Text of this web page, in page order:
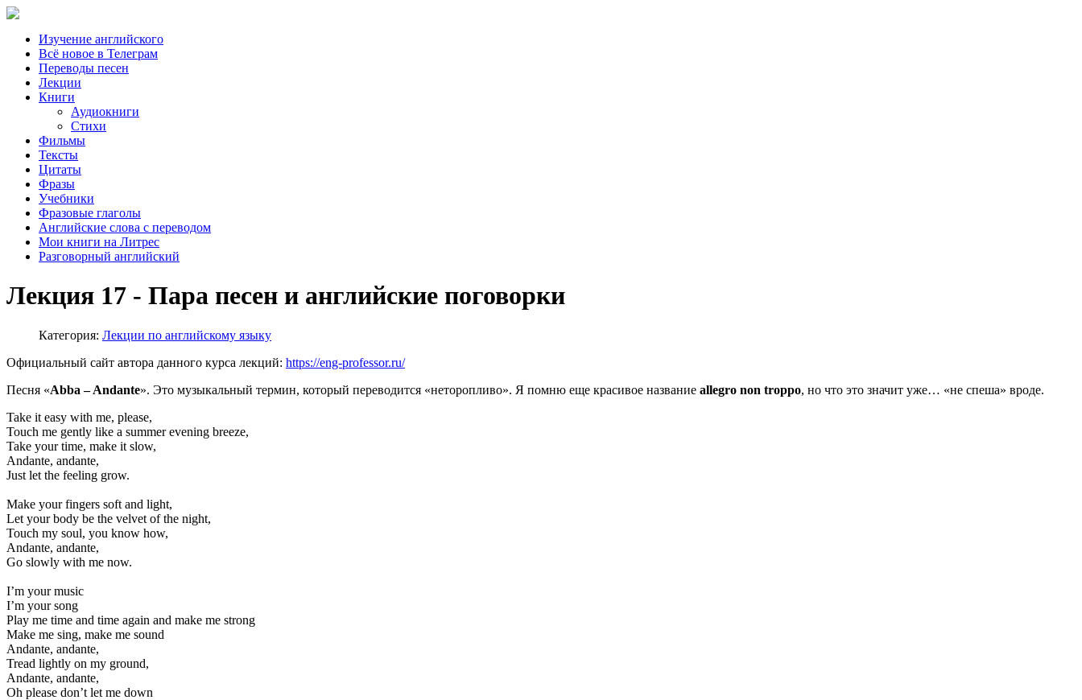
Изучение английского
Всё новое в Телеграм
Переводы песен
Лекции
Книги
Аудиокниги
Стихи
Фильмы
Тексты
Цитаты
Фразы
Учебники
Фразовые глаголы
Английские слова с переводом
Мои книги на Литрес
Разговорный английский
Лекция 17 - Пара песен и английские поговорки
Категория: Лекции по английскому языку
Официальный сайт автора данного курса лекций: https://eng-professor.ru/
Песня «Abba –Andante». Это музыкальный термин, который переводится «неторопливо». Я помню еще красивое название allegro non troppo, но что это значит уже… «не спеша» вроде.
Take it easy with me, please,
Touch me gently like a summer evening breeze,
Take your time, make it slow,
Andante, andante,
Just let the feeling grow.
Make your fingers soft and light,
Let your body be the velvet of the night,
Touch my soul, you know how,
Andante, andante,
Go slowly with me now.
I’m your music
I’m your song
Play me time and time again and make me strong
Make me sing, make me sound
Andante, andante,
Tread lightly on my ground,
Andante, andante,
Oh please don’t let me down